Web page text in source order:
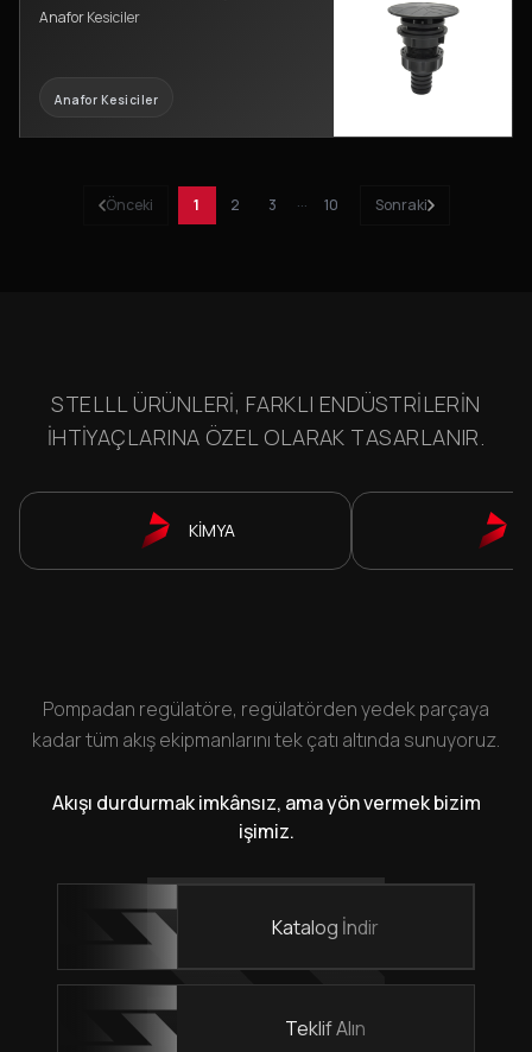
Anafor Kesiciler
Anafor Kesiciler
Önceki 1 2 3 ··· 10 Sonraki
STELLL ÜRÜNLERI, FARKLI ENDÜSTRILERIN
IHTIYAÇLARINA ÖZEL OLARAK TASARLANIR.
KİMYA
Pompadan regülatöre, regülatörden yedek parçaya
kadar tüm akış ekipmanlarını tek çatı altında sunuyoruz.
Akışı durdurmak imkânsız, ama yön vermek bizim
işimiz.
Katalog İndir
Teklif Alın